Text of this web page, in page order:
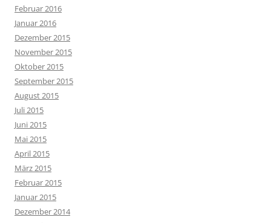
Februar 2016
Januar 2016
Dezember 2015
November 2015
Oktober 2015
September 2015
August 2015
Juli 2015
Juni 2015
Mai 2015
April 2015
März 2015
Februar 2015
Januar 2015
Dezember 2014